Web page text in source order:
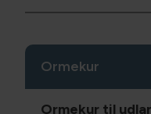
Ormekur
Ormekur til